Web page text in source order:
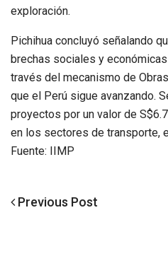
exploración.
Pichihua concluyó señalando
brechas sociales y
través del mecanismo de
que el Perú sigue avanzando.
proyectos por un valor de
en los sectores de transporte,
Fuente: IIMP
Previous
Previous Post